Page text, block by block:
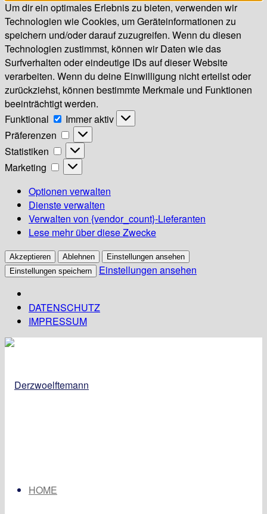
Um dir ein optimales Erlebnis zu bieten, verwenden wir
Technologien wie Cookies, um Geräteinformationen zu
speichern und/oder darauf zuzugreifen. Wenn du diesen
Technologien zustimmst, können wir Daten wie das
Surfverhalten oder eindeutige IDs auf dieser Website
verarbeiten. Wenn du deine Einwilligung nicht erteilst oder
zurückziehst, können bestimmte Merkmale und Funktionen
beeinträchtigt werden.
Funktional
Funktional
Immer aktiv
Präferenzen
Präferenzen
Statistiken
Statistiken
Marketing
Marketing
Optionen verwalten
Dienste verwalten
Verwalten von {vendor_count}-Lieferanten
Lese mehr über diese Zwecke
Akzeptieren Ablehnen
Einstellungen ansehen
Einstellungen speichern
Einstellungen ansehen
DATENSCHUTZ
IMPRESSUM
HOME